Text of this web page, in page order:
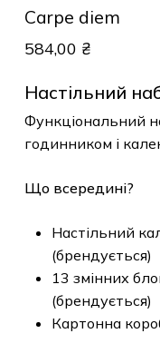
Carpe diem
584,00 ₴
Настільний
Функціональний
годинником і
Що всередині?
Настільний
(брендується)
13 змінних
(брендується)
Картонна